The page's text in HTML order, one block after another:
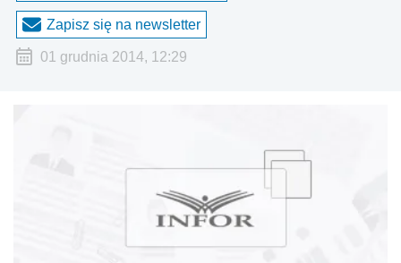
Zapisz się na newsletter
01 grudnia 2014, 12:29